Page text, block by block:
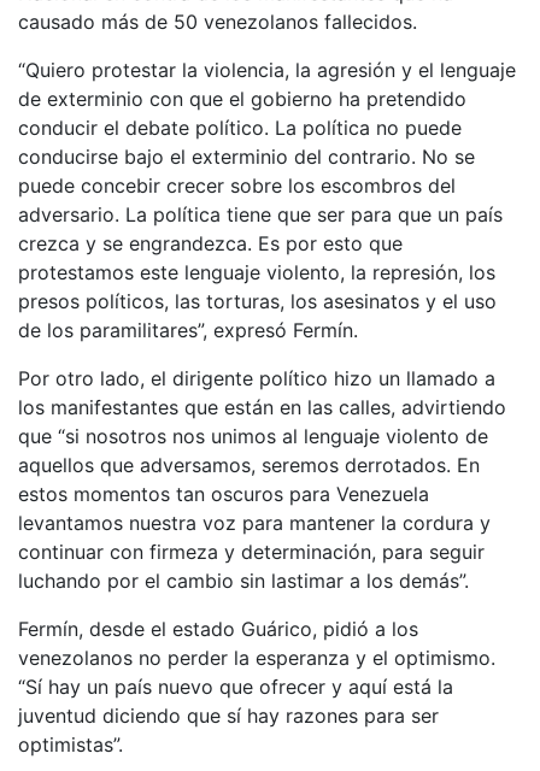
causado más de 50 venezolanos fallecidos.
“Quiero protestar la violencia, la agresión y el lenguaje
de exterminio con que el gobierno ha pretendido
conducir el debate político. La política no puede
conducirse bajo el exterminio del contrario. No se
puede concebir crecer sobre los escombros del
adversario. La política tiene que ser para que un país
crezca y se engrandezca. Es por esto que
protestamos este lenguaje violento, la represión, los
presos políticos, las torturas, los asesinatos y el uso
de los paramilitares”, expresó Fermín.
Por otro lado, el dirigente político hizo un llamado a
los manifestantes que están en las calles, advirtiendo
que “si nosotros nos unimos al lenguaje violento de
aquellos que adversamos, seremos derrotados. En
estos momentos tan oscuros para Venezuela
levantamos nuestra voz para mantener la cordura y
continuar con firmeza y determinación, para seguir
luchando por el cambio sin lastimar a los demás”.
Fermín, desde el estado Guárico, pidió a los
venezolanos no perder la esperanza y el optimismo.
“Sí hay un país nuevo que ofrecer y aquí está la
juventud diciendo que sí hay razones para ser
optimistas”.